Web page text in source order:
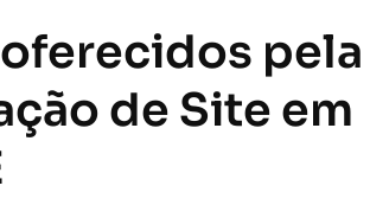
pela
de Site em